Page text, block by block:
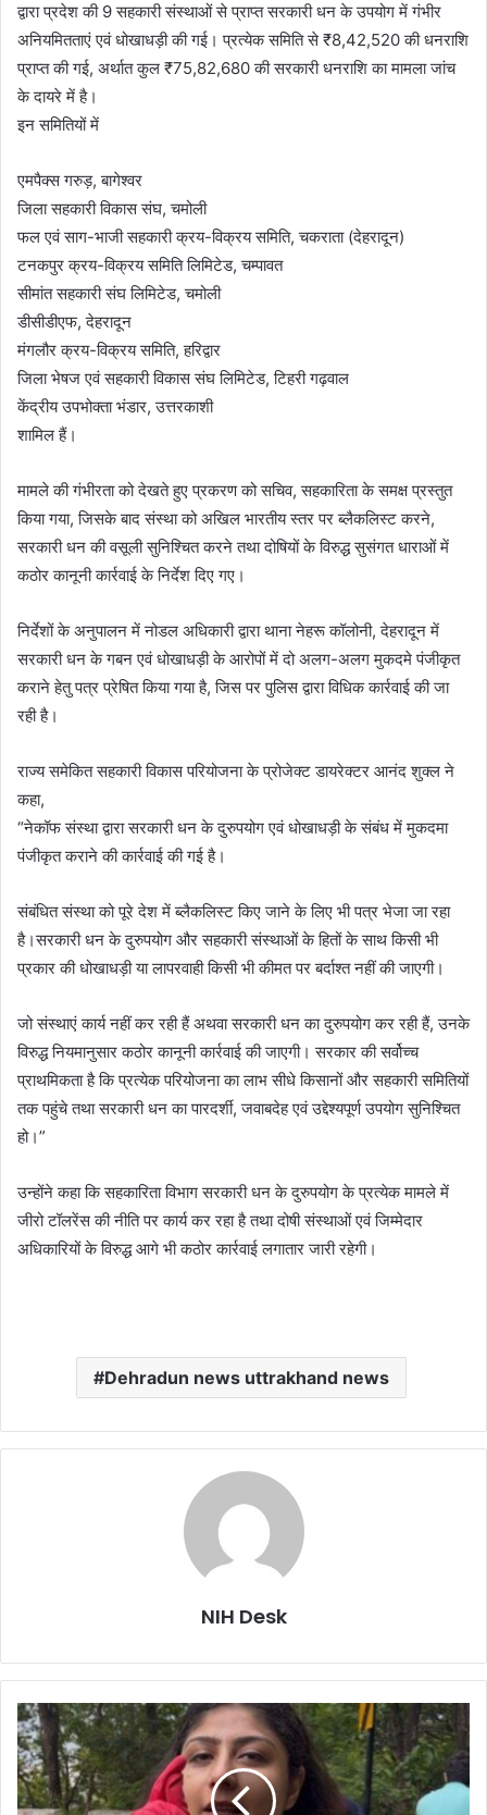
द्वारा प्रदेश की 9 सहकारी संस्थाओं से प्राप्त सरकारी धन के उपयोग में गंभीर
अनियमितताएं एवं धोखाधड़ी की गई। प्रत्येक समिति से ₹8,42,520 की धनराशि
प्राप्त की गई, अर्थात कुल ₹75,82,680 की सरकारी धनराशि का मामला जांच
के दायरे में है।
इन समितियों में
एमपैक्स गरुड़, बागेश्वर
जिला सहकारी विकास संघ, चमोली
फल एवं साग-भाजी सहकारी क्रय-विक्रय समिति, चकराता (देहरादून)
टनकपुर क्रय-विक्रय समिति लिमिटेड, चम्पावत
सीमांत सहकारी संघ लिमिटेड, चमोली
डीसीडीएफ, देहरादून
मंगलौर क्रय-विक्रय समिति, हरिद्वार
जिला भेषज एवं सहकारी विकास संघ लिमिटेड, टिहरी गढ़वाल
केंद्रीय उपभोक्ता भंडार, उत्तरकाशी
शामिल हैं।
मामले की गंभीरता को देखते हुए प्रकरण को सचिव, सहकारिता के समक्ष प्रस्तुत
किया गया, जिसके बाद संस्था को अखिल भारतीय स्तर पर ब्लैकलिस्ट करने,
सरकारी धन की वसूली सुनिश्चित करने तथा दोषियों के विरुद्ध सुसंगत धाराओं में
कठोर कानूनी कार्रवाई के निर्देश दिए गए।
निर्देशों के अनुपालन में नोडल अधिकारी द्वारा थाना नेहरू कॉलोनी, देहरादून में
सरकारी धन के गबन एवं धोखाधड़ी के आरोपों में दो अलग-अलग मुकदमे पंजीकृत
कराने हेतु पत्र प्रेषित किया गया है, जिस पर पुलिस द्वारा विधिक कार्रवाई की जा
रही है।
राज्य समेकित सहकारी विकास परियोजना के प्रोजेक्ट डायरेक्टर आनंद शुक्ल ने
कहा,
“नेकॉफ संस्था द्वारा सरकारी धन के दुरुपयोग एवं धोखाधड़ी के संबंध में मुकदमा
पंजीकृत कराने की कार्रवाई की गई है।
संबंधित संस्था को पूरे देश में ब्लैकलिस्ट किए जाने के लिए भी पत्र भेजा जा रहा
है।सरकारी धन के दुरुपयोग और सहकारी संस्थाओं के हितों के साथ किसी भी
प्रकार की धोखाधड़ी या लापरवाही किसी भी कीमत पर बर्दाश्त नहीं की जाएगी।
जो संस्थाएं कार्य नहीं कर रही हैं अथवा सरकारी धन का दुरुपयोग कर रही हैं, उनके
विरुद्ध नियमानुसार कठोर कानूनी कार्रवाई की जाएगी। सरकार की सर्वोच्च
प्राथमिकता है कि प्रत्येक परियोजना का लाभ सीधे किसानों और सहकारी समितियों
तक पहुंचे तथा सरकारी धन का पारदर्शी, जवाबदेह एवं उद्देश्यपूर्ण उपयोग सुनिश्चित
हो।”
उन्होंने कहा कि सहकारिता विभाग सरकारी धन के दुरुपयोग के प्रत्येक मामले में
जीरो टॉलरेंस की नीति पर कार्य कर रहा है तथा दोषी संस्थाओं एवं जिम्मेदार
अधिकारियों के विरुद्ध आगे भी कठोर कार्रवाई लगातार जारी रहेगी।
Dehradun news uttrakhand news
NIH Desk
छात्रों
के
लिए
सुनहरा
अवसर: